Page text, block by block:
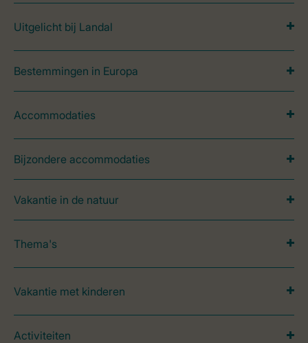
Uitgelicht bij Landal
Bestemmingen in Europa
Accommodaties
Bijzondere accommodaties
Vakantie in de natuur
Thema's
Vakantie met kinderen
Activiteiten